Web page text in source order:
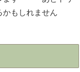
かもしれません